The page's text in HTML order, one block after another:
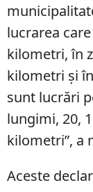
lucrarea
kilometri, în
kilometri şi
sunt lucrări
lungimi, 20,
kilometri”, a
Aceste